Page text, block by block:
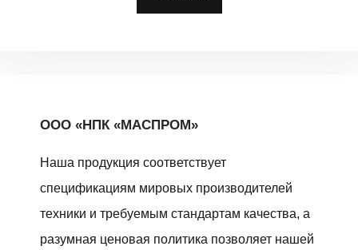
ООО «НПК «МАСПРОМ»
Наша продукция соответствует
спецификациям мировых производителей
техники и требуемым стандартам качества, а
разумная ценовая политика позволяет нашей